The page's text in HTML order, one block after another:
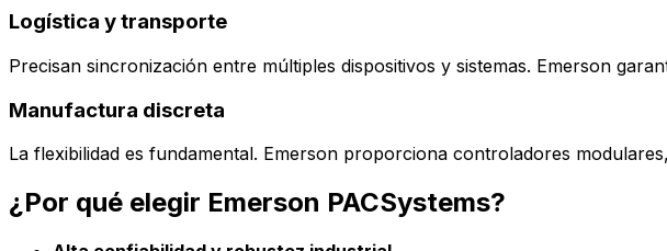
Logística y transporte
Precisan sincronización entre múltiples dispositivos y sistemas. Emerson
Manufactura discreta
La flexibilidad es fundamental. Emerson proporciona controladores
¿Por qué elegir Emerson PACSystems?